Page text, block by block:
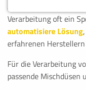
Auch selbstklebende
Verarbeitung oft ein
automatisiere Lösung
erfahrenen
Für die Verarbeitung
passende Mischdüsen
Diese Cookies
Funktion der
PHPSESSID